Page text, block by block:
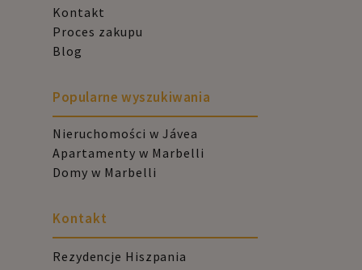
Kontakt
Proces zakupu
Blog
Popularne wyszukiwania
Nieruchomości w Jávea
Apartamenty w Marbelli
Domy w Marbelli
Kontakt
Rezydencje Hiszpania